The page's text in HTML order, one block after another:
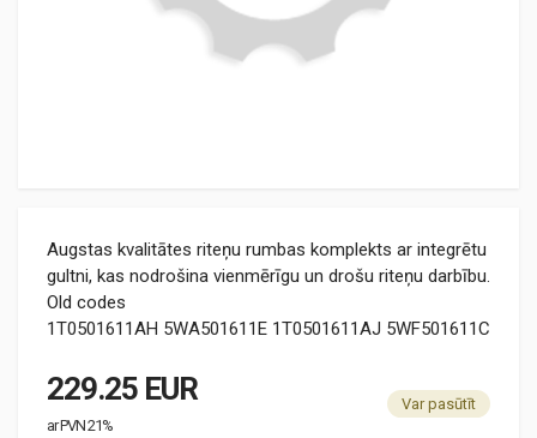
Augstas kvalitātes riteņu rumbas komplekts ar integrētu
gultni, kas nodrošina vienmērīgu un drošu riteņu darbību.
Old codes
1T0501611AH 5WA501611E 1T0501611AJ 5WF501611C
229.25 EUR
ar PVN 21%
Var pasūtīt